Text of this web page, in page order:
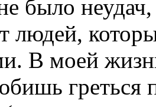
было
В моей
греться